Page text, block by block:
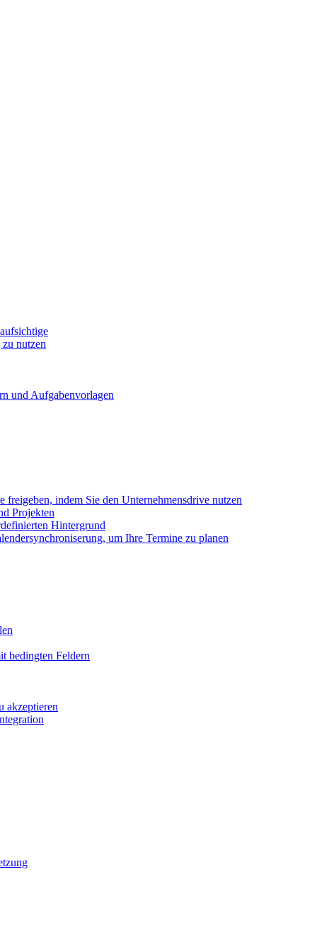
nutzen
und Aufgabenvorlagen
indem Sie den Unternehmensdrive nutzen
Projekten
Hintergrund
um Ihre Termine zu planen
bedingten Feldern
akzeptieren